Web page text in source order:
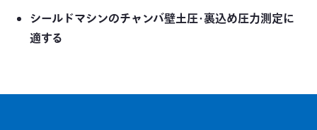
シールドマシンのチャンバ壁土圧･裏込め圧力測定に
適する